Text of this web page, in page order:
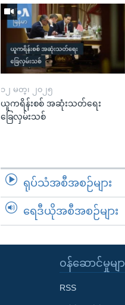
၁၂ မတ္၊ ၂၀၂၅
ယူကရိန်းစစ် အဆုံးသတ်ရေး
ခြေလှမ်းသစ်
ရုပ်သံအစီအစဉ်များ
ရေဒီယိုအစီအစဉ်များ
၀န်ဆောင်မှုမျာ
RSS